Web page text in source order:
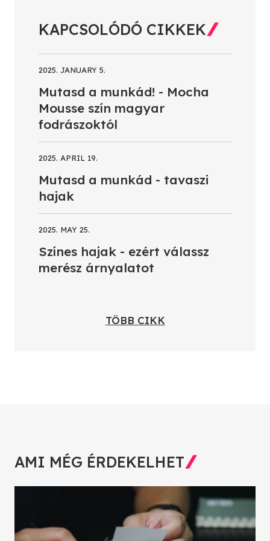
KAPCSOLÓDÓ CIKKEK
2025. JANUARY 5.
Mutasd a munkád! - Mocha
Mousse szín magyar
fodrászoktól
2025. APRIL 19.
Mutasd a munkád - tavaszi
hajak
2025. MAY 25.
Színes hajak - ezért válassz
merész árnyalatot
TÖBB CIKK
AMI MÉG ÉRDEKELHET